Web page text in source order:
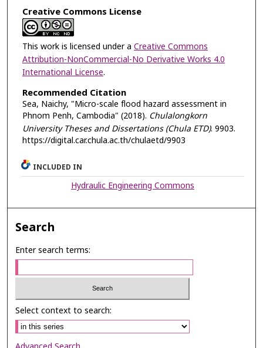
Creative Commons License
This work is licensed under a Creative Commons
Attribution-NonCommercial-No Derivative Works 4.0
International License.
Recommended Citation
Sea, Naichy, "Micro-scale flood hazard assessment in
Phnom Penh, Cambodia" (2018). Chulalongkorn
University Theses and Dissertations (Chula ETD). 9903.
https://digital.car.chula.ac.th/chulaetd/9903
INCLUDED IN
Hydraulic Engineering Commons
Search
Enter search terms:
Select context to search: